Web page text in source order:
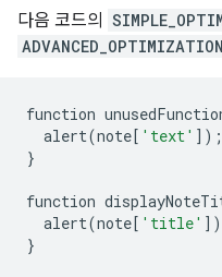
다음 코드의
function
alert(note[ 'text' ]);
}
function
alert(note[ 'title'
}